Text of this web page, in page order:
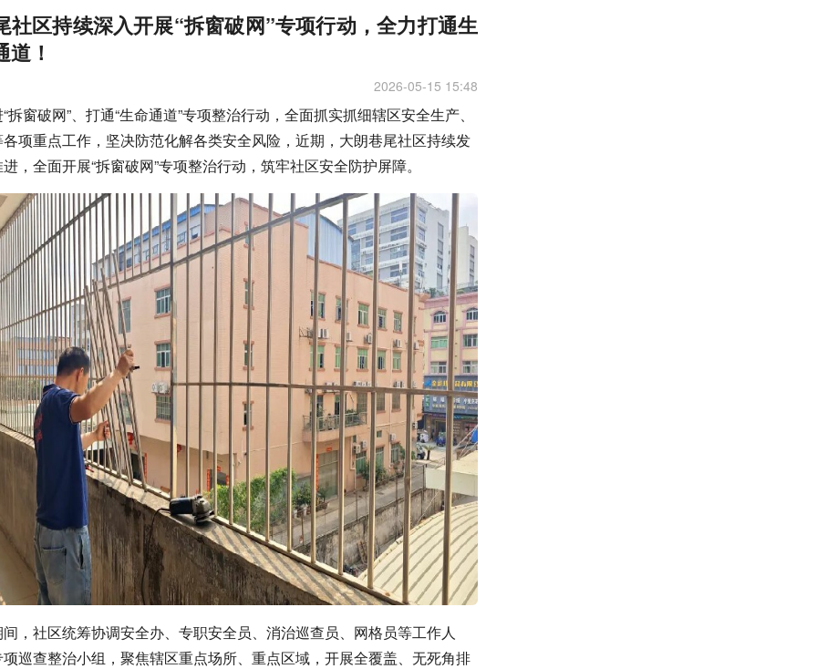
社区持续深入开展“拆窗破网”专项行动，全力打通生
！
2026-05-15 15:48
拆窗破网”、打通“生命通道”专项整治行动，全面抓实抓细辖区安全生产、
项重点工作，坚决防范化解各类安全风险，近期，大朗巷尾社区持续发
，全面开展“拆窗破网”专项整治行动，筑牢社区安全防护屏障。
，社区统筹协调安全办、专职安全员、消治巡查员、网格员等工作人
巡查整治小组，聚焦辖区重点场所、重点区域，开展全覆盖、无死角排